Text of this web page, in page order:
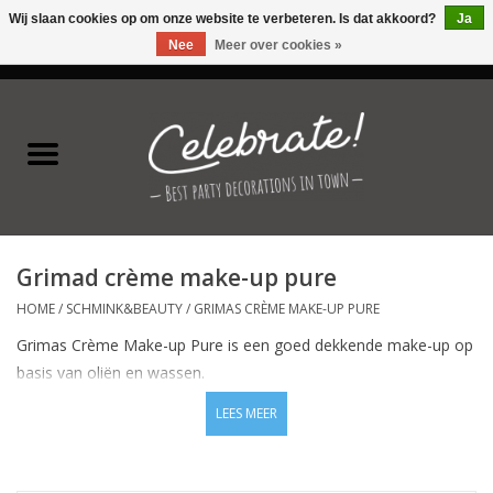
Latex ballonnen
Folie ballonnen
Verjaardag thema's
Feestversiering
Grimad crème make-up pure
HOME/ SCHMINK&BEAUTY/ GRIMAS CRÈME MAKE-UP PURE
Grimas Crème Make-up Pure is een goed dekkende make-up op
basis van oliën en wassen.
Crème Make-up Pure wordt gebruikt bij de visagie en als theater
Door de wassen en oliën laat Crème Make-up Pure
LEES MEER
Wij slaan cookies op om onze website te verbeteren. Is dat akkoord?
Ja
Nee
Meer over cookies »